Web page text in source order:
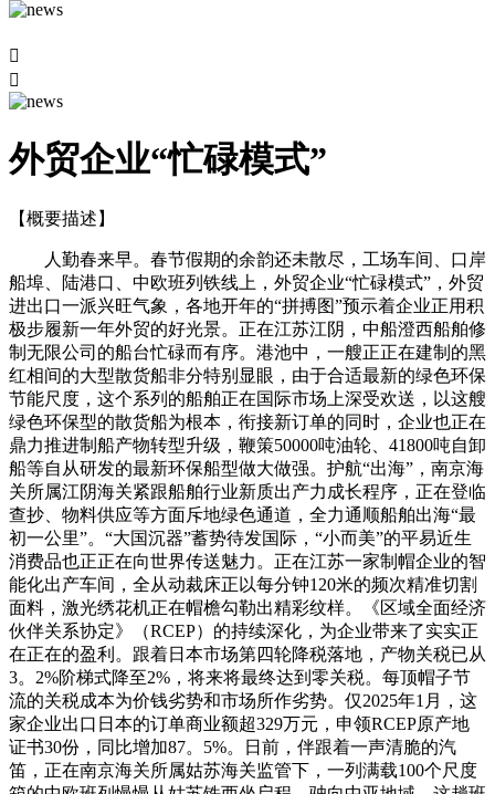


外贸企业“忙碌模式”
【概要描述】
人勤春来早。春节假期的余韵还未散尽，工场车间、口岸
船埠、陆港口、中欧班列铁线上，外贸企业“忙碌模式”，外贸
进出口一派兴旺气象，各地开年的“拼搏图”预示着企业正用积
极步履新一年外贸的好光景。正在江苏江阴，中船澄西船舶修
制无限公司的船台忙碌而有序。港池中，一艘正正在建制的黑
红相间的大型散货船非分特别显眼，由于合适最新的绿色环保
节能尺度，这个系列的船舶正在国际市场上深受欢送，以这艘
绿色环保型的散货船为根本，衔接新订单的同时，企业也正在
鼎力推进制船产物转型升级，鞭策50000吨油轮、41800吨自卸
船等自从研发的最新环保船型做大做强。护航“出海”，南京海
关所属江阴海关紧跟船舶行业新质出产力成长程序，正在登临
查抄、物料供应等方面斥地绿色通道，全力通顺船舶出海“最
初一公里”。“大国沉器”蓄势待发国际，“小而美”的平易近生
消费品也正正在向世界传送魅力。正在江苏一家制帽企业的智
能化出产车间，全从动裁床正以每分钟120米的频次精准切割
面料，激光绣花机正在帽檐勾勒出精彩纹样。《区域全面经济
伙伴关系协定》（RCEP）的持续深化，为企业带来了实实正
在正在的盈利。跟着日本市场第四轮降税落地，产物关税已从
3。2%阶梯式降至2%，将来将最终达到零关税。每顶帽子节
流的关税成本为价钱劣势和市场所作劣势。仅2025年1月，这
家企业出口日本的订单商业额超329万元，申领RCEP原产地
证书30份，同比增加87。5%。日前，伴跟着一声清脆的汽
笛，正在南京海关所属姑苏海关监管下，一列满载100个尺度